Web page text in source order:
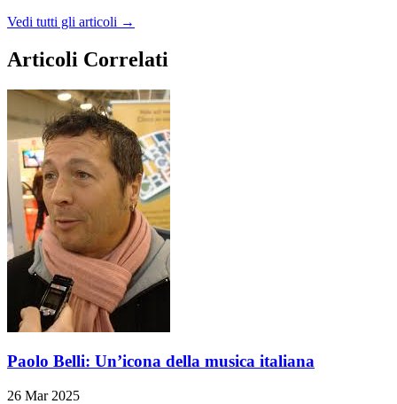
Vedi tutti gli articoli →
Articoli Correlati
Paolo Belli: Un’icona della musica italiana
26 Mar 2025